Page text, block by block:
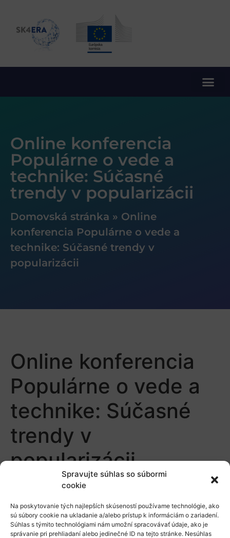
Spravujte súhlas so súbormi
cookie
Na poskytovanie tých najlepších skúseností používame technológie, ako
sú súbory cookie na ukladanie a/alebo prístup k informáciám o zariadení.
Súhlas s týmito technológiami nám umožní spracovávať údaje, ako je
správanie pri prehliadaní alebo jedinečné ID na tejto stránke. Nesúhlas
Online konferencia
Populárne o vede a
technike: Súčasné
trendy v popularizácii
Domovská stránka » Online
konferencia Populárne o vede a
technike: Súčasné trendy v
popularizácii
Online konferencia
Populárne o vede a
technike: Súčasné
trendy v
popularizácii
Pridaj komentár
Prepáčte, ale pred zanechaním komentára sa musíte
prihlásiť.